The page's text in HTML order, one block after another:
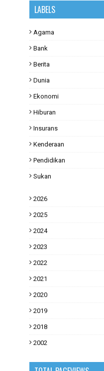
LABELS
Agama
Bank
Berita
Dunia
Ekonomi
Hiburan
Insurans
Kenderaan
Pendidikan
Sukan
2026
2025
2024
2023
2022
2021
2020
2019
2018
2002